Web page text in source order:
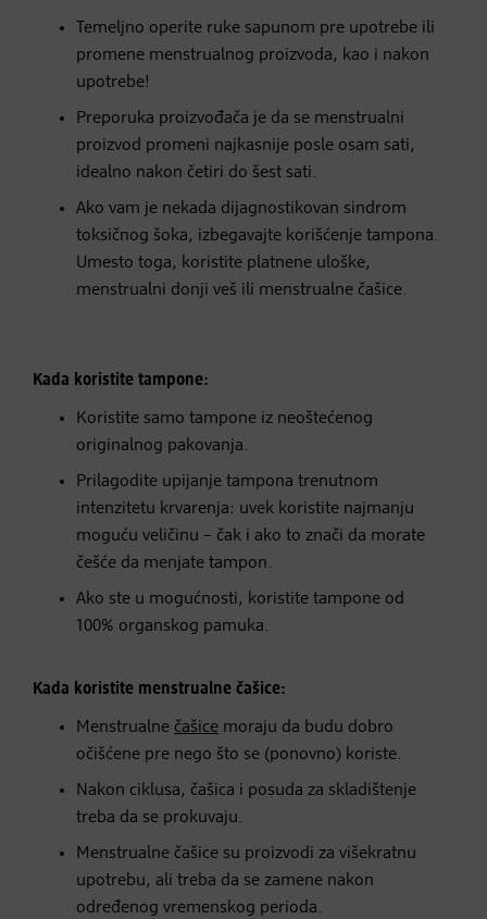
Temeljno operite ruke sapunom pre upotrebe ili
promene menstrualnog proizvoda, kao i nakon
upotrebe!
Preporuka proizvođača je da se menstrualni
proizvod promeni najkasnije posle osam sati,
idealno nakon četiri do šest sati.
Ako vam je nekada dijagnostikovan sindrom
toksičnog šoka, izbegavajte korišćenje tampona.
Umesto toga, koristite platnene uloške,
menstrualni donji veš ili menstrualne čašice.
Kada koristite tampone:
Koristite samo tampone iz neoštećenog
originalnog pakovanja.
Prilagodite upijanje tampona trenutnom
intenzitetu krvarenja: uvek koristite najmanju
moguću veličinu – čak i ako to znači da morate
češće da menjate tampon.
Ako ste u mogućnosti, koristite tampone od
100% organskog pamuka.
Kada koristite menstrualne čašice:
Menstrualne čašice moraju da budu dobro
očišćene pre nego što se (ponovno) koriste.
Nakon ciklusa, čašica i posuda za skladištenje
treba da se prokuvaju.
Menstrualne čašice su proizvodi za višekratnu
upotrebu, ali treba da se zamene nakon
određenog vremenskog perioda.